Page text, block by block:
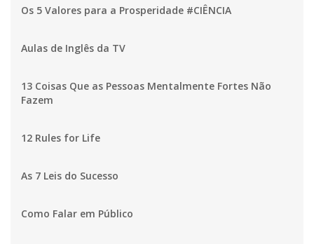
Os 5 Valores para a Prosperidade #CIÊNCIA
Aulas de Inglês da TV
13 Coisas Que as Pessoas Mentalmente Fortes Não
Fazem
12 Rules for Life
As 7 Leis do Sucesso
Como Falar em Público